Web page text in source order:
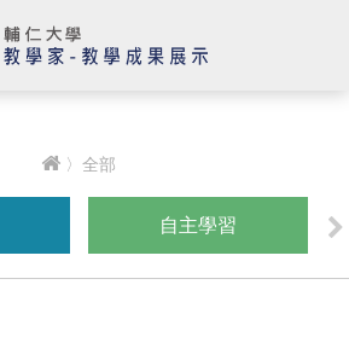
〉全部
自主學習